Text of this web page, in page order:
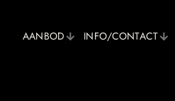
AANBOD INFO/CONTACT